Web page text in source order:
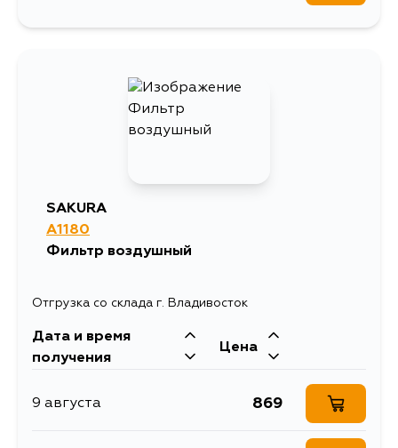
SAKURA
A1180
Фильтр воздушный
Отгрузка со склада г. Владивосток
Дата и время
получения
Цена
9 августа 869